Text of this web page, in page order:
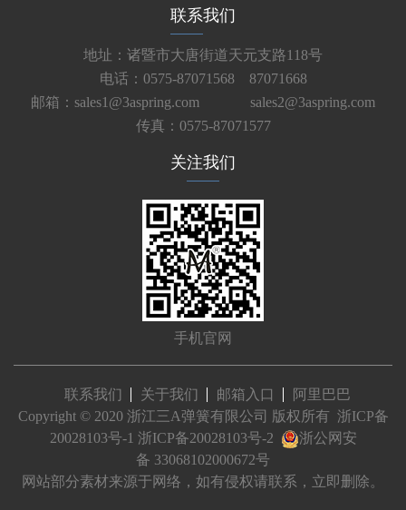
联系我们
地址：诸暨市大唐街道天元支路118号
电话：0575-87071568 87071668
邮箱：sales1@3aspring.com
sales2@3aspring.com
传真：0575-87071577
关注我们
手机官网
联系我们 关于我们 邮箱入口
阿里巴巴
Copyright © 2020 浙江三A弹簧有限公司 版权所有 浙ICP备
20028103号-1 浙ICP备20028103号-2
浙公网安
备 33068102000672号
网站部分素材来源于网络，如有侵权请联系，立即删除。